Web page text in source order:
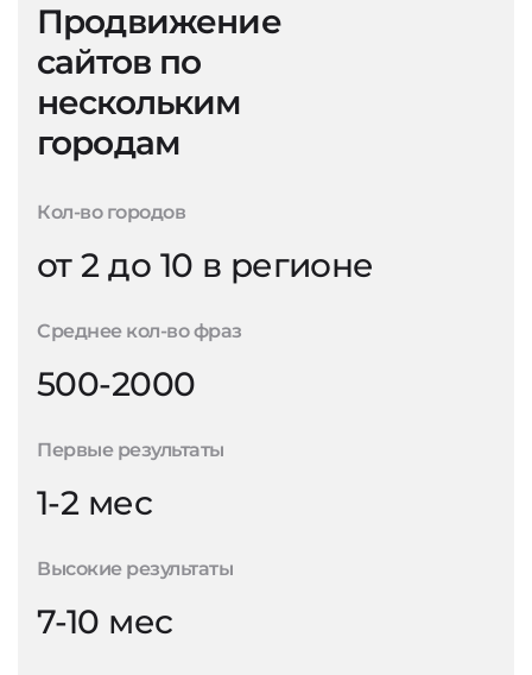
Продвижение
сайтов по
нескольким
городам
Кол-во городов
от 2 до 10 в регионе
Среднее кол-во фраз
500-2000
Первые результаты
1-2 мес
Высокие результаты
7-10 мес